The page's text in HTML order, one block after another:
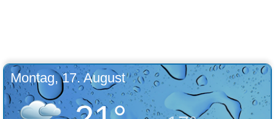
Montag, 17. August